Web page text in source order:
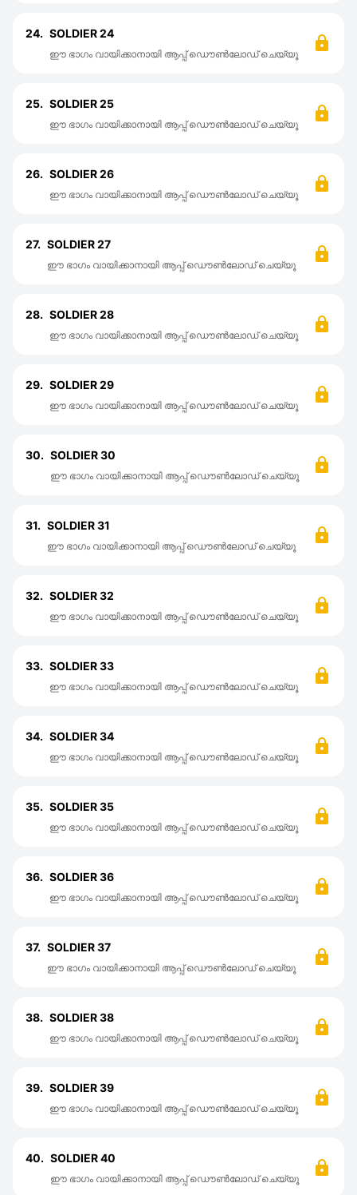
24. SOLDIER 24
ഈ ഭാഗം വായിക്കാനായി ആപ്പ് ഡൌൺലോഡ് ചെയ്യൂ
25. SOLDIER 25
ഈ ഭാഗം വായിക്കാനായി ആപ്പ് ഡൌൺലോഡ് ചെയ്യൂ
26. SOLDIER 26
ഈ ഭാഗം വായിക്കാനായി ആപ്പ് ഡൌൺലോഡ് ചെയ്യൂ
27. SOLDIER 27
ഈ ഭാഗം വായിക്കാനായി ആപ്പ് ഡൌൺലോഡ് ചെയ്യൂ
28. SOLDIER 28
ഈ ഭാഗം വായിക്കാനായി ആപ്പ് ഡൌൺലോഡ് ചെയ്യൂ
29. SOLDIER 29
ഈ ഭാഗം വായിക്കാനായി ആപ്പ് ഡൌൺലോഡ് ചെയ്യൂ
30. SOLDIER 30
ഈ ഭാഗം വായിക്കാനായി ആപ്പ് ഡൌൺലോഡ് ചെയ്യൂ
31. SOLDIER 31
ഈ ഭാഗം വായിക്കാനായി ആപ്പ് ഡൌൺലോഡ് ചെയ്യൂ
32. SOLDIER 32
ഈ ഭാഗം വായിക്കാനായി ആപ്പ് ഡൌൺലോഡ് ചെയ്യൂ
33. SOLDIER 33
ഈ ഭാഗം വായിക്കാനായി ആപ്പ് ഡൌൺലോഡ് ചെയ്യൂ
34. SOLDIER 34
ഈ ഭാഗം വായിക്കാനായി ആപ്പ് ഡൌൺലോഡ് ചെയ്യൂ
35. SOLDIER 35
ഈ ഭാഗം വായിക്കാനായി ആപ്പ് ഡൌൺലോഡ് ചെയ്യൂ
36. SOLDIER 36
ഈ ഭാഗം വായിക്കാനായി ആപ്പ് ഡൌൺലോഡ് ചെയ്യൂ
37. SOLDIER 37
ഈ ഭാഗം വായിക്കാനായി ആപ്പ് ഡൌൺലോഡ് ചെയ്യൂ
38. SOLDIER 38
ഈ ഭാഗം വായിക്കാനായി ആപ്പ് ഡൌൺലോഡ് ചെയ്യൂ
39. SOLDIER 39
ഈ ഭാഗം വായിക്കാനായി ആപ്പ് ഡൌൺലോഡ് ചെയ്യൂ
40. SOLDIER 40
ഈ ഭാഗം വായിക്കാനായി ആപ്പ് ഡൌൺലോഡ് ചെയ്യൂ